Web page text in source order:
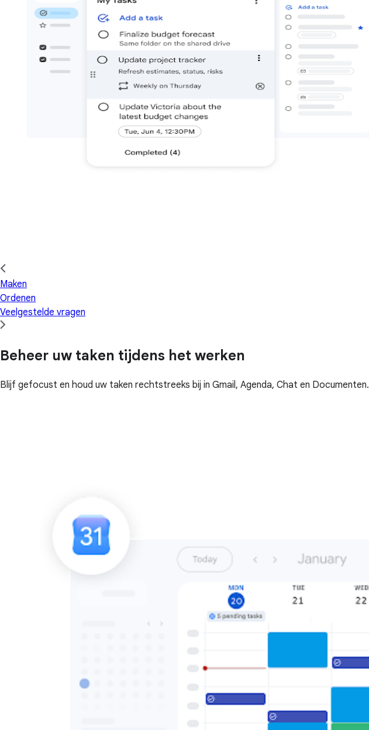
Maken
Ordenen
Veelgestelde vragen
Beheer uw taken tijdens het werken
Blijf gefocust en houd uw taken rechtstreeks bij in Gmail, Agenda, Chat en Documenten.